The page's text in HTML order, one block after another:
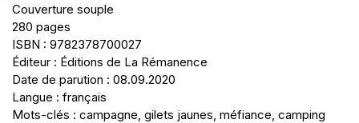
Couverture souple
280 pages
ISBN : 9782378700027
Éditeur : Éditions de La Rémanence
Date de parution : 08.09.2020
Langue : français
Mots-clés : campagne, gilets jaunes, méfiance, camping